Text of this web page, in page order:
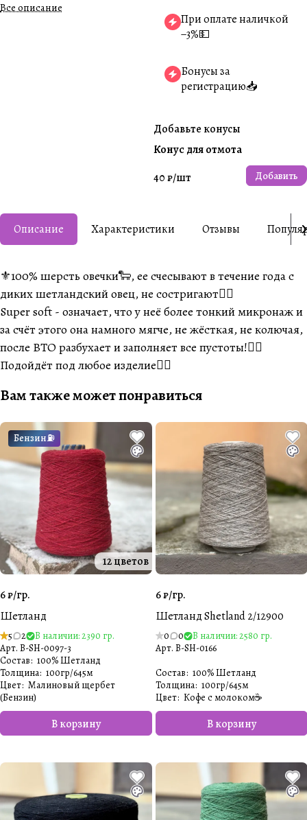
Все описание
При оплате наличкой
−3%💵
Бонусы за
регистрацию📥
Добавьте конусы
Конус для отмота
40 ₽/шт Добавить
Описание Характеристики Отзывы
⚜️100% шерсть овечки🐑, ее счесывают в течение года с
диких шетландский овец, не состригают☝🏽
Super soft - означает, что у неё более тонкий микронаж и
за счёт этого она намного мягче, не жёсткая, не колючая,
после ВТО разбухает и заполняет все пустоты!👍🏼
Подойдёт под любое изделие👌🏽
Вам также может понравиться
Бензин⛽️
12 цветов
6 ₽/гр.
Шетланд
5 2
В наличии: 2390 гр.
Арт. B-SH-0097-3
В корзину
Состав: 100% Шетланд
Толщина: 100гр/645м
Цвет: Малиновый щербет
(Бензин)
6 ₽/гр.
Шетланд Shetland 2/12900
0 0
В наличии: 2580 гр.
Арт. B-SH-0166
В корзину
Состав: 100% Шетланд
Толщина: 100гр/645м
Цвет: Кофе с молоком☕️